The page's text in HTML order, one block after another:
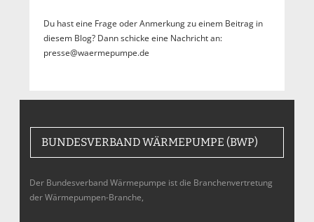
Du hast eine Frage oder Anmerkung zu einem Beitrag in
diesem Blog? Dann schicke eine Nachricht an:
presse@waermepumpe.de
BUNDESVERBAND WÄRMEPUMPE (BWP)
Der Bundesverband Wärmepumpe ist die Branchenvertretung
der Wärmepumpen-Branche,